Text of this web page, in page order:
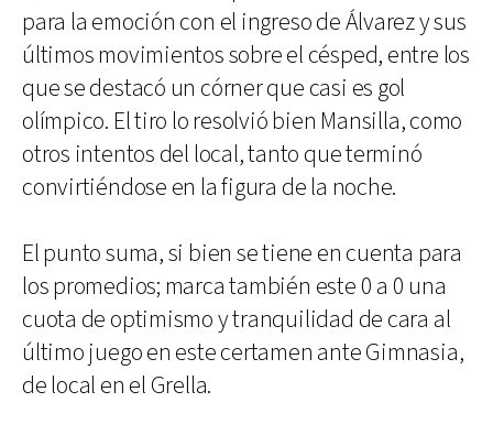
para la emoción con el ingreso de Álvarez y sus
últimos movimientos sobre el césped, entre los
que se destacó un córner que casi es gol
olímpico. El tiro lo resolvió bien Mansilla, como
otros intentos del local, tanto que terminó
convirtiéndose en la figura de la noche.
El punto suma, si bien se tiene en cuenta para
los promedios; marca también este 0 a 0 una
cuota de optimismo y tranquilidad de cara al
último juego en este certamen ante Gimnasia,
de local en el Grella.